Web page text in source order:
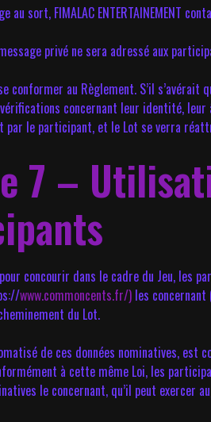
au sort, FIMALAC
privé ne sera adressé aux
conformer au Règlement. S’il
concernant leur identité, leur
par le participant, et le Lot se verra
7 –
concourir dans le cadre du Jeu, les
www.commoncents.fr/) les
du Lot.
de ces données nominatives, est
à cette même Loi, les
le concernant, qu’il peut exercer